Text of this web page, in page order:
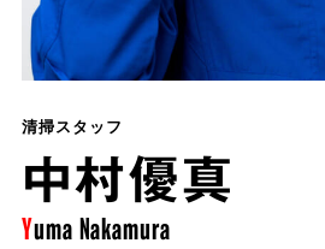
清掃スタッフ
中村優真
Yuma Nakamura